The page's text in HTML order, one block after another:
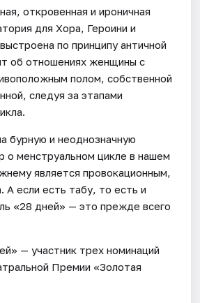
откровенная и ироничная
для Хора, Героини и
по принципу античной
об отношениях женщины с
полом, собственной
следуя за этапами
бурную и неоднозначную
о менструальном цикле в нашем
является провокационным,
А если есть табу, то есть и
«28 дней» — это прежде всего
— участник трех номинаций
Премии «Золотая